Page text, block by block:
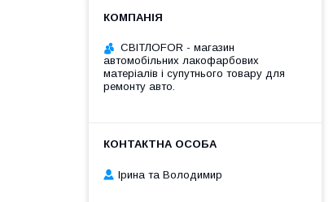
СВІТЛОFOR - магазин
автомобільних лакофарбових
матеріалів і супутнього товару для
ремонту авто.
Ірина та Володимир